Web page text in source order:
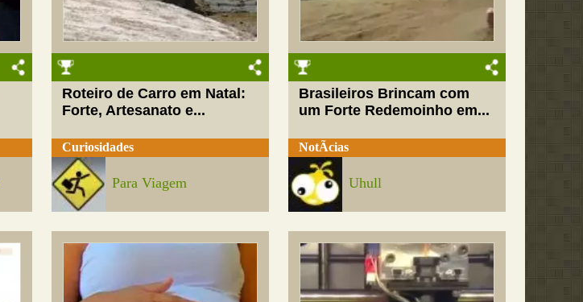
Roteiro de Carro em Natal:
Forte, Artesanato e...
Curiosidades
Para Viagem
Brasileiros Brincam com
um Forte Redemoinho em...
NotÃ­cias
Uhull